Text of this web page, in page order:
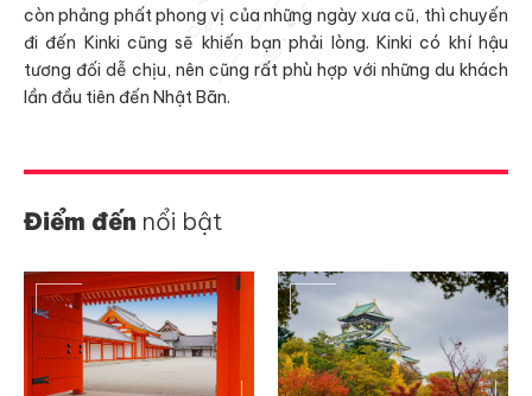
còn phảng phất phong vị của những ngày xưa cũ, thì chuyến
đi đến Kinki cũng sẽ khiến bạn phải lòng. Kinki có khí hậu
tương đối dễ chịu, nên cũng rất phù hợp với những du khách
lần đầu tiên đến Nhật Bãn.
Điểm đến nổi bật